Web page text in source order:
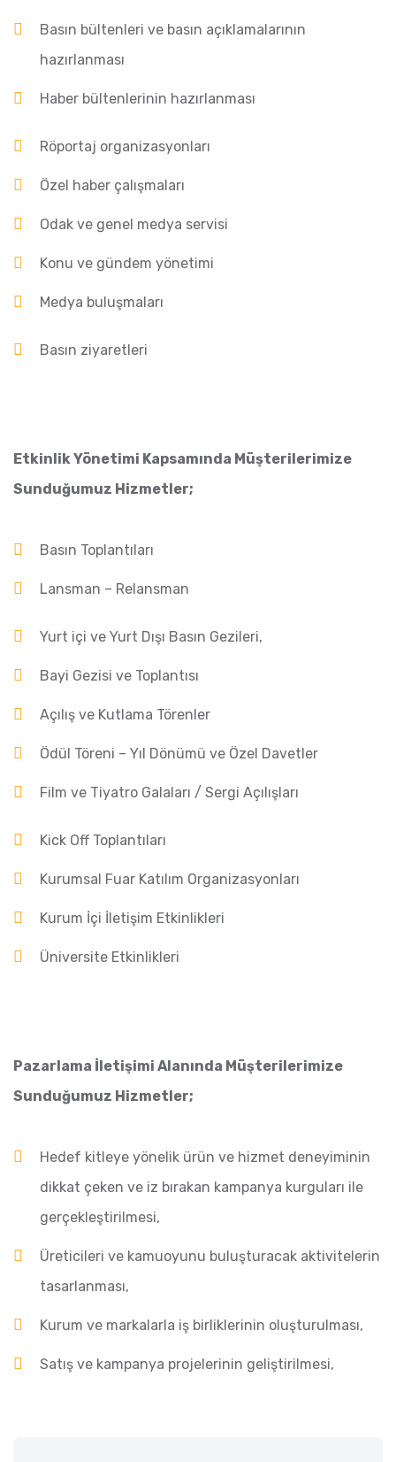
Basın bültenleri ve basın açıklamalarının
hazırlanması
Haber bültenlerinin hazırlanması
Röportaj organizasyonları
Özel haber çalışmaları
Odak ve genel medya servisi
Konu ve gündem yönetimi
Medya buluşmaları
Basın ziyaretleri
Etkinlik Yönetimi Kapsamında Müşterilerimize
Sunduğumuz Hizmetler;
Basın Toplantıları
Lansman – Relansman
Yurt içi ve Yurt Dışı Basın Gezileri,
Bayi Gezisi ve Toplantısı
Açılış ve Kutlama Törenler
Ödül Töreni – Yıl Dönümü ve Özel Davetler
Film ve Tiyatro Galaları / Sergi Açılışları
Kick Off Toplantıları
Kurumsal Fuar Katılım Organizasyonları
Kurum İçi İletişim Etkinlikleri
Üniversite Etkinlikleri
Pazarlama İletişimi Alanında Müşterilerimize
Sunduğumuz Hizmetler;
Hedef kitleye yönelik ürün ve hizmet deneyiminin
dikkat çeken ve iz bırakan kampanya kurguları ile
gerçekleştirilmesi,
Üreticileri ve kamuoyunu buluşturacak aktivitelerin
tasarlanması,
Kurum ve markalarla iş birliklerinin oluşturulması,
Satış ve kampanya projelerinin geliştirilmesi,